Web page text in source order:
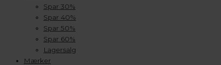
Spar 30%
Spar 40%
Spar 50%
Spar 60%
Lagersalg
Mærker